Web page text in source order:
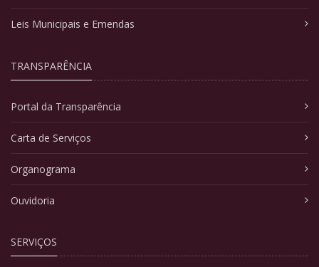
Leis Municipais e Emendas
TRANSPARÊNCIA
Portal da Transparência
Carta de Serviços
Organograma
Ouvidoria
SERVIÇOS